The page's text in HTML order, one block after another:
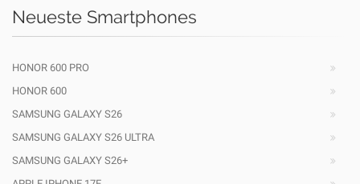
Neueste Smartphones
HONOR 600 PRO
HONOR 600
SAMSUNG GALAXY S26
SAMSUNG GALAXY S26 ULTRA
SAMSUNG GALAXY S26+